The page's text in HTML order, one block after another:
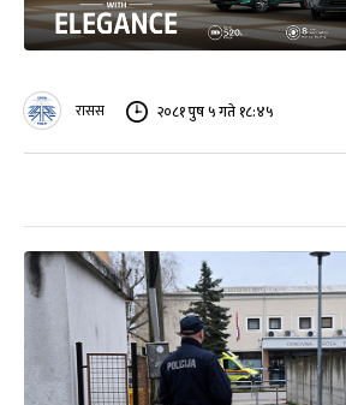
रासस २०८१ पुष ५ गते १८:४५